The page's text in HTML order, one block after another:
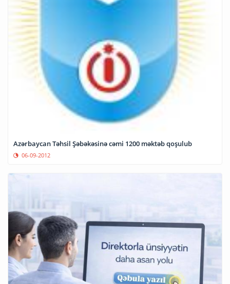
Azərbaycan Təhsil Şəbəkəsinə cəmi 1200 məktəb qoşulub
06-09-2012